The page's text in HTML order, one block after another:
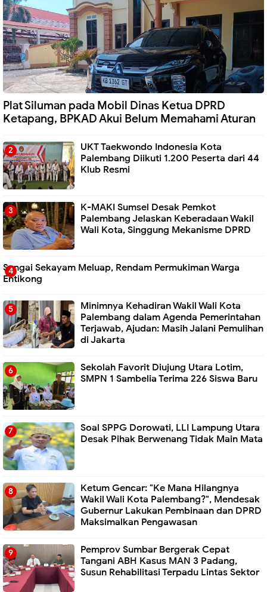
Plat Siluman pada Mobil Dinas Ketua DPRD
Ketapang, BPKAD Akui Belum Memahami Aturan
UKT Taekwondo Indonesia Kota
Palembang Diikuti 1.200 Peserta dari 44
Klub Resmi
K-MAKI Sumsel Desak Pemkot
Palembang Jelaskan Keberadaan Wakil
Wali Kota, Singgung Mekanisme DPRD
Sungai Sekayam Meluap, Rendam Permukiman Warga
Entikong
Minimnya Kehadiran Wakil Wali Kota
Palembang dalam Agenda Pemerintahan
Terjawab, Ajudan: Masih Jalani Pemulihan
di Jakarta
Sekolah Favorit Diujung Utara Lotim,
SMPN 1 Sambelia Terima 226 Siswa Baru ‎
Soal SPPG Dorowati, LLI Lampung Utara
Desak Pihak Berwenang Tidak Main Mata
Ketum Gencar: "Ke Mana Hilangnya
Wakil Wali Kota Palembang?", Mendesak
Gubernur Lakukan Pembinaan dan DPRD
Maksimalkan Pengawasan
Pemprov Sumbar Bergerak Cepat
Tangani ABH Kasus MAN 3 Padang,
Susun Rehabilitasi Terpadu Lintas Sektor